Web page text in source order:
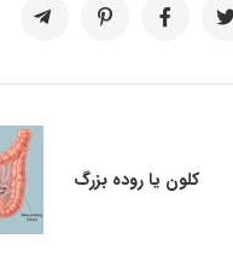
کلون یا روده بزرگ